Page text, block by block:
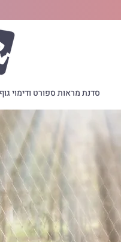
סדנת מראות ספורט ודימוי גוף